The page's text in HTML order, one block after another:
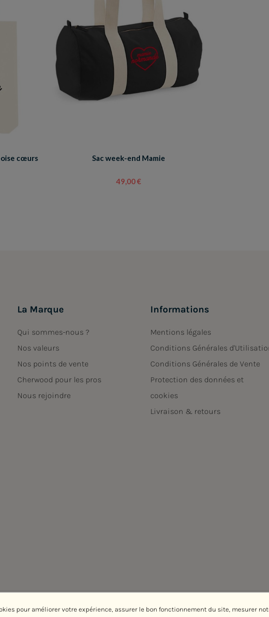
cœurs Sac week-end Mamie
49,00 €
La Marque
Qui sommes-nous ?
Nos valeurs
Nos points de vente
Cherwood pour les pros
Nous rejoindre
Informations
Mentions légales
Conditions Générales
Conditions Générales de Vente
Protection des données et
cookies
Livraison & retours
pour améliorer votre expérience, assurer le bon fonctionnement du site, mesurer